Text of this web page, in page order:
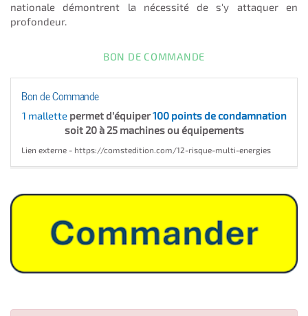
nationale démontrent la nécessité de s'y attaquer en
profondeur.
BON DE COMMANDE
Bon de Commande
1 mallettepermet d'équiper100 points de condamnation
soit 20 à 25 machines ou équipements
Lien externe - https://comstedition.com/12-risque-multi-energies